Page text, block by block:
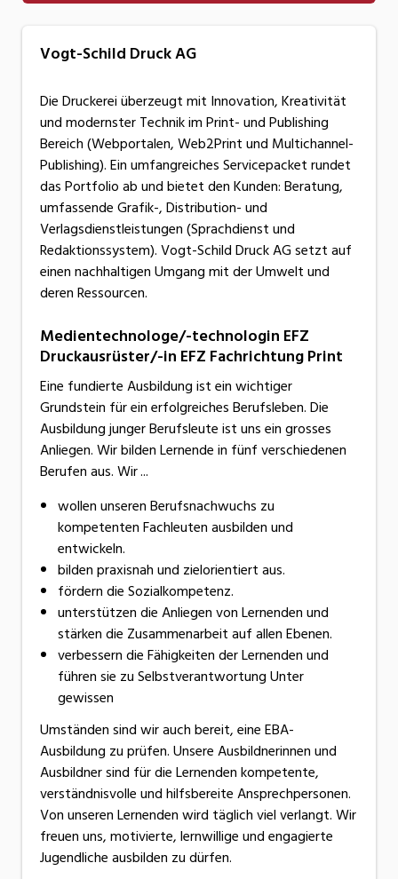
Vogt-Schild Druck AG
Die Druckerei überzeugt mit Innovation, Kreativität
und modernster Technik im Print- und Publishing
Bereich (Webportalen, Web2Print und Multichannel-
Publishing). Ein umfangreiches Servicepacket rundet
das Portfolio ab und bietet den Kunden: Beratung,
umfassende Grafik-, Distribution- und
Verlagsdienstleistungen (Sprachdienst und
Redaktionssystem). Vogt-Schild Druck AG setzt auf
einen nachhaltigen Umgang mit der Umwelt und
deren Ressourcen.
Medientechnologe/-technologin EFZ
Druckausrüster/-in EFZ Fachrichtung Print
Eine fundierte Ausbildung ist ein wichtiger
Grundstein für ein erfolgreiches Berufsleben. Die
Ausbildung junger Berufsleute ist uns ein grosses
Anliegen. Wir bilden Lernende in fünf verschiedenen
Berufen aus. Wir ...
wollen unseren Berufsnachwuchs zu
kompetenten Fachleuten ausbilden und
entwickeln.
bilden praxisnah und zielorientiert aus.
fördern die Sozialkompetenz.
unterstützen die Anliegen von Lernenden und
stärken die Zusammenarbeit auf allen Ebenen.
verbessern die Fähigkeiten der Lernenden und
führen sie zu Selbstverantwortung Unter
gewissen
Umständen sind wir auch bereit, eine EBA-
Ausbildung zu prüfen. Unsere Ausbildnerinnen und
Ausbildner sind für die Lernenden kompetente,
verständnisvolle und hilfsbereite Ansprechpersonen.
Von unseren Lernenden wird täglich viel verlangt. Wir
freuen uns, motivierte, lernwillige und engagierte
Jugendliche ausbilden zu dürfen.